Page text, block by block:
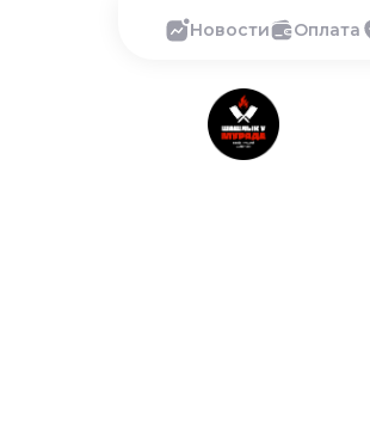
Новости Оплата